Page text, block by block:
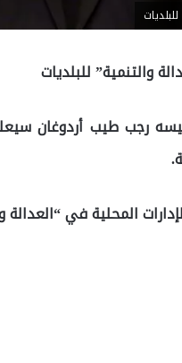
والتنمية” للبلديات
رئيسه رجب طيب أردوغان
المحلية في “العدالة